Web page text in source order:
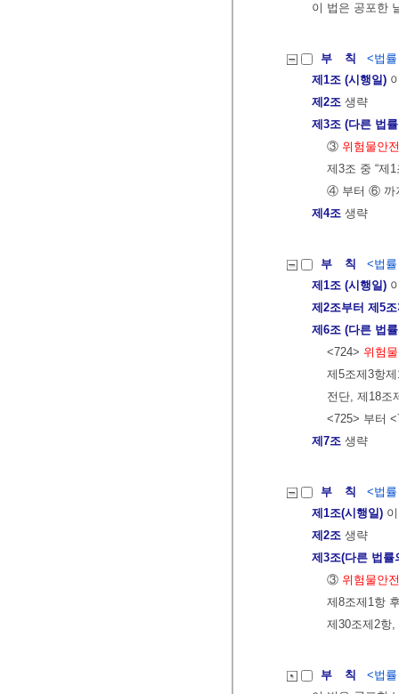
이 법은 공포한
부 칙
<법
제1조 (시행일)
제2조 생략
제3조 (다른 법
③ 위험물안
제3조 중 “제
④ 부터 ⑥ 까
제4조 생략
부 칙
<법
제1조 (시행일)
제2조부터 제5
제6조 (다른 법
<724> 위험
제5조제3항
전단, 제18조
<725> 부터
제7조 생략
부 칙
<법
제1조(시행일)
제2조 생략
제3조(다른 법률
③ 위험물안
제8조제1항
제30조제2항,
부 칙
<법